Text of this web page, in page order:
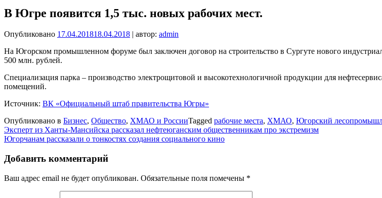
В Югре появится 1,5 тыс. новых рабочих мест.
Опубликовано 17.04.201818.04.2018 | автор: admin
На Югорском промышленном форуме был заключен договор на строительство в Сургуте нового
500 млн. рублей.
Специализация парка – производство электрощитовой и высокотехнологичной продукции для
помещений.
Источник: ВК «Официальный штаб правительства Югры»
Опубликовано в Бизнес, Общество, ХМАО и РоссииTagged рабочие места, ХМАО, Югорский
Навигация
по
записям
Эксперт из Ханты-Мансийска рассказал нефтеюганским общественникам про экстремизм
Югорчанам рассказали о тонкостях создания социального кино
Добавить комментарий
Ваш адрес email не будет опубликован. Обязательные поля помечены *